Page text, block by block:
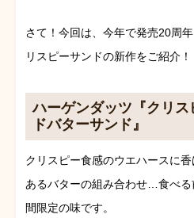
さて！今回は、今年で発売20周
リスピーサンドの新作をご紹介！
ハーゲンダッツ『クリ
ドバターサンド』
クリスピー食感のウエハースに
あるバターの組み合わせ…食べ
間限定の味です。